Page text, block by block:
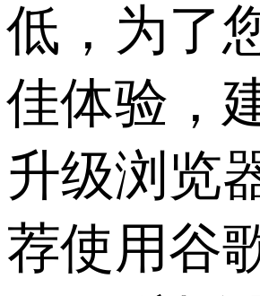
低，为了
佳体验，
升级浏览
荐使用谷